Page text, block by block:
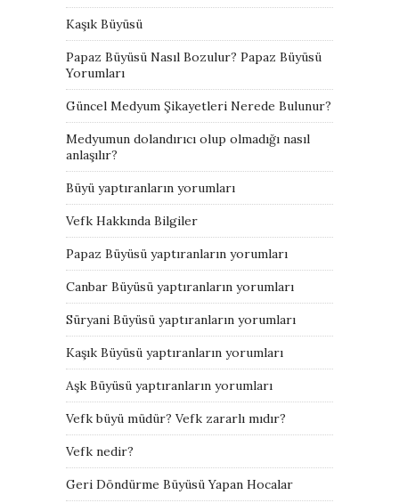
Kaşık Büyüsü
Papaz Büyüsü Nasıl Bozulur? Papaz Büyüsü
Yorumları
Güncel Medyum Şikayetleri Nerede Bulunur?
Medyumun dolandırıcı olup olmadığı nasıl
anlaşılır?
Büyü yaptıranların yorumları
Vefk Hakkında Bilgiler
Papaz Büyüsü yaptıranların yorumları
Canbar Büyüsü yaptıranların yorumları
Süryani Büyüsü yaptıranların yorumları
Kaşık Büyüsü yaptıranların yorumları
Aşk Büyüsü yaptıranların yorumları
Vefk büyü müdür? Vefk zararlı mıdır?
Vefk nedir?
Geri Döndürme Büyüsü Yapan Hocalar